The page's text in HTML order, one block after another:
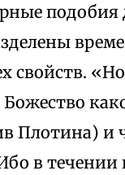
свойств.
Плотина)
в